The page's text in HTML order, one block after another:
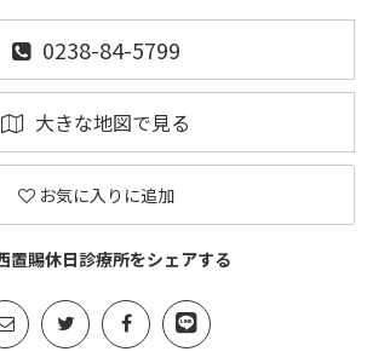
0238-84-5799
大きな地図で見る
お気に入りに追加
置賜休日診療所をシェアする